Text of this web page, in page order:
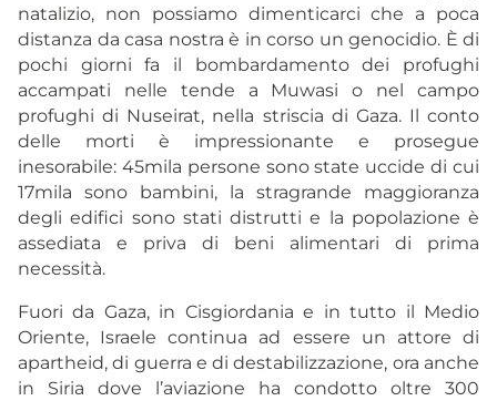
natalizio, non possiamo dimenticarci che a poca
distanza da casa nostra è in corso un genocidio. È di
pochi giorni fa il bombardamento dei profughi
accampati nelle tende a Muwasi o nel campo
profughi di Nuseirat, nella striscia di Gaza. Il conto
delle morti è impressionante e prosegue
inesorabile: 45mila persone sono state uccide di cui
17mila sono bambini, la stragrande maggioranza
degli edifici sono stati distrutti e la popolazione è
assediata e priva di beni alimentari di prima
necessità.
Fuori da Gaza, in Cisgiordania e in tutto il Medio
Oriente, Israele continua ad essere un attore di
apartheid, di guerra e di destabilizzazione, ora anche
in Siria dove l’aviazione ha condotto oltre 300